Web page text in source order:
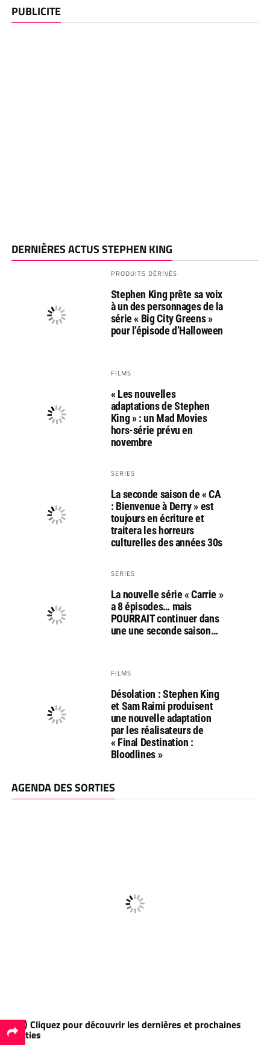
PUBLICITE
DERNIÈRES ACTUS STEPHEN KING
PRODUITS DÉRIVÉS
Stephen King prête sa voix
à un des personnages de la
série « Big City Greens »
pour l’épisode d’Halloween
FILMS
« Les nouvelles
adaptations de Stephen
King » : un Mad Movies
hors-série prévu en
novembre
SERIES
La seconde saison de « CA
: Bienvenue à Derry » est
toujours en écriture et
traitera les horreurs
culturelles des années 30s
SERIES
La nouvelle série « Carrie »
a 8 épisodes… mais
POURRAIT continuer dans
une une seconde saison…
FILMS
Désolation : Stephen King
et Sam Raimi produisent
une nouvelle adaptation
par les réalisateurs de
« Final Destination :
Bloodlines »
AGENDA DES SORTIES
⟫⟫⟫ Cliquez pour découvrir les dernières et prochaines
sorties